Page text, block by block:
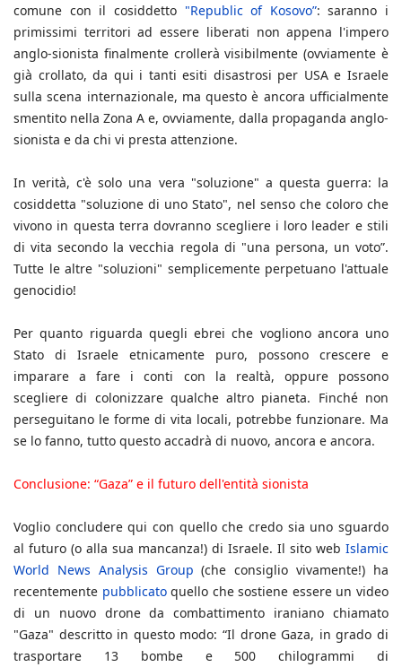
comune con il cosiddetto "Republic of Kosovo”: saranno i
primissimi territori ad essere liberati non appena l'impero
anglo-sionista finalmente crollerà visibilmente (ovviamente è
già crollato, da qui i tanti esiti disastrosi per USA e Israele
sulla scena internazionale, ma questo è ancora ufficialmente
smentito nella Zona A e, ovviamente, dalla propaganda anglo-
sionista e da chi vi presta attenzione.
In verità, c'è solo una vera "soluzione" a questa guerra: la
cosiddetta "soluzione di uno Stato", nel senso che coloro che
vivono in questa terra dovranno scegliere i loro leader e stili
di vita secondo la vecchia regola di "una persona, un voto”.
Tutte le altre "soluzioni" semplicemente perpetuano l'attuale
genocidio!
Per quanto riguarda quegli ebrei che vogliono ancora uno
Stato di Israele etnicamente puro, possono crescere e
imparare a fare i conti con la realtà, oppure possono
scegliere di colonizzare qualche altro pianeta. Finché non
perseguitano le forme di vita locali, potrebbe funzionare. Ma
se lo fanno, tutto questo accadrà di nuovo, ancora e ancora.
Conclusione: “Gaza” e il futuro dell'entità sionista
Voglio concludere qui con quello che credo sia uno sguardo
al futuro (o alla sua mancanza!) di Israele. Il sito web Islamic
World News Analysis Group (che consiglio vivamente!) ha
recentemente pubblicatoquello che sostiene essere un video
di un nuovo drone da combattimento iraniano chiamato
"Gaza" descritto in questo modo: “Il drone Gaza, in grado di
trasportare 13 bombe e 500 chilogrammi di